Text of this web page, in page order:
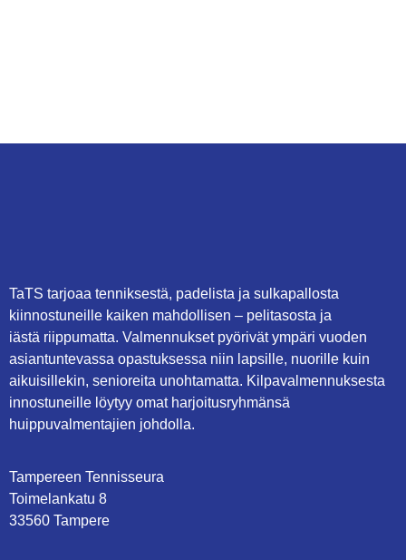
TaTS tarjoaa tenniksestä, padelista ja sulkapallosta
kiinnostuneille kaiken mahdollisen – pelitasosta ja
iästä riippumatta. Valmennukset pyörivät ympäri vuoden
asiantuntevassa opastuksessa niin lapsille, nuorille kuin
aikuisillekin, senioreita unohtamatta. Kilpavalmennuksesta
innostuneille löytyy omat harjoitusryhmänsä
huippuvalmentajien johdolla.
Tampereen Tennisseura
Toimelankatu 8
33560 Tampere